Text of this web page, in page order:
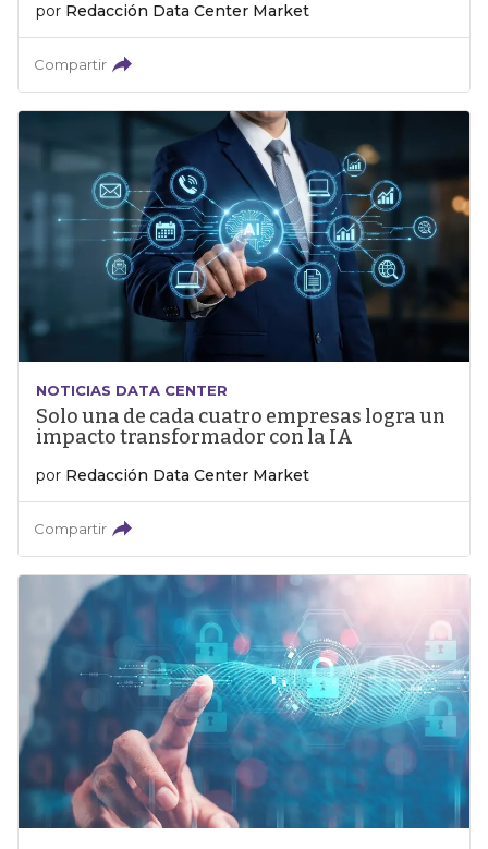
por Redacción Data Center Market
Compartir
NOTICIAS DATA CENTER
Solo una de cada cuatro empresas logra un
impacto transformador con la IA
por Redacción Data Center Market
Compartir